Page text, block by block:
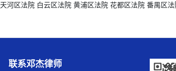
天河区法院 白云区法院 黄浦区法院 花都区法院 番禺区法
联系邓杰律师